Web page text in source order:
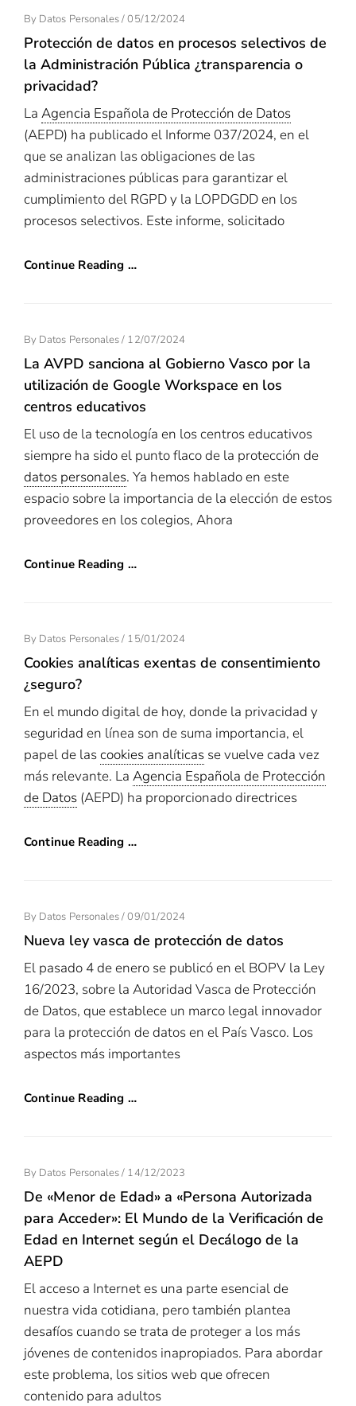
By Datos Personales/Posted
05/12/2024
Protección de datos en procesos selectivos de
la Administración Pública ¿transparencia o
privacidad?
La Agencia Española de Protección de Datos
(AEPD) ha publicado el Informe 037/2024, en el
que se analizan las obligaciones de las
administraciones públicas para garantizar el
cumplimiento del RGPD y la LOPDGDD en los
procesos selectivos. Este informe, solicitado
Continue Reading …
By Datos Personales/ Posted
12/07/2024
La AVPD sanciona al Gobierno Vasco por la
utilización de Google Workspace en los
centros educativos
El uso de la tecnología en los centros educativos
siempre ha sido el punto flaco de la protección de
datos personales. Ya hemos hablado en este
espacio sobre la importancia de la elección de estos
proveedores en los colegios, Ahora
Continue Reading …
By Datos Personales/ Posted
15/01/2024
Cookies analíticas exentas de consentimiento
¿seguro?
En el mundo digital de hoy, donde la privacidad y
seguridad en línea son de suma importancia, el
papel de lascookies analíticas se vuelve cada vez
más relevante. La Agencia Española de Protección
de Datos (AEPD) ha proporcionado directrices
Continue Reading …
By Datos Personales/Posted
On
09/01/2024
Nueva ley vasca de protección de datos
El pasado 4 de enero se publicó en el BOPV la Ley
16/2023, sobre la Autoridad Vasca de Protección
de Datos, que establece un marco legal innovador
para la protección de datos en el País Vasco. Los
aspectos más importantes
Continue Reading …
By Datos Personales/ Posted
On
14/12/2023
De «Menor de Edad» a «Persona Autorizada
para Acceder»: El Mundo de la Verificación de
Edad en Internet según el Decálogo de la
AEPD
El acceso a Internet es una parte esencial de
nuestra vida cotidiana, pero también plantea
desafíos cuando se trata de proteger a los más
jóvenes de contenidos inapropiados. Para abordar
este problema, los sitios web que ofrecen
contenido para adultos